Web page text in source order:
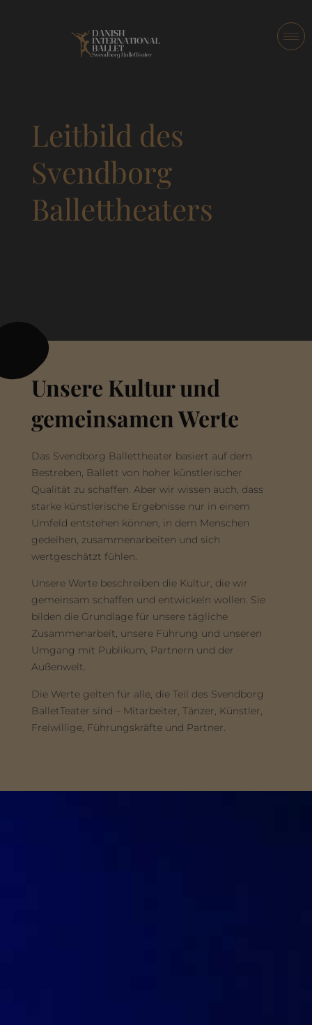
Leitbild des
Svendborg
Ballettheaters
Unsere Kultur und
gemeinsamen Werte
Das Svendborg Ballettheater basiert auf dem
Bestreben, Ballett von hoher künstlerischer
Qualität zu schaffen. Aber wir wissen auch, dass
starke künstlerische Ergebnisse nur in einem
Umfeld entstehen können, in dem Menschen
gedeihen, zusammenarbeiten und sich
wertgeschätzt fühlen.
Unsere Werte beschreiben die Kultur, die wir
gemeinsam schaffen und entwickeln wollen. Sie
bilden die Grundlage für unsere tägliche
Zusammenarbeit, unsere Führung und unseren
Umgang mit Publikum, Partnern und der
Außenwelt.
Die Werte gelten für alle, die Teil des Svendborg
BalletTeater sind – Mitarbeiter, Tänzer, Künstler,
Freiwillige, Führungskräfte und Partner.